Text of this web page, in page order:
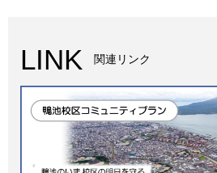
LINK 関連リンク